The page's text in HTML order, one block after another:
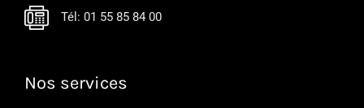
Tél: 01 55 85 84 00
Nos services